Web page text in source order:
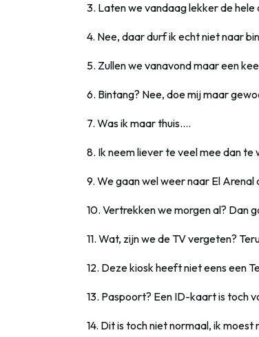
3. Laten we vandaag lekker de
4. Nee, daar durf ik echt niet naar
5. Zullen we vanavond maar een
6. Bintang? Nee, doe mij maar
7. Was ik maar thuis….
8. Ik neem liever te veel mee dan te
9. We gaan wel weer naar El
10. Vertrekken we morgen al? Dan
11. Wat, zijn we de TV vergeten?
12. Deze kiosk heeft niet eens een
13. Paspoort? Een ID-kaart is toch
14. Dit is toch niet normaal, ik